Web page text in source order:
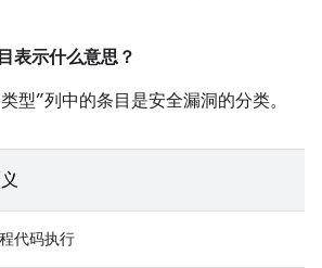
表示什么意思？
型”列中的条目是安全漏洞的分类。
代码执行